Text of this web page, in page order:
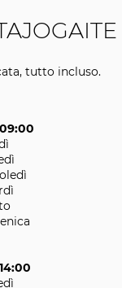
tutto incluso.